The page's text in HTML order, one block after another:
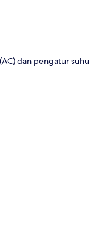
dan pengatur suhu